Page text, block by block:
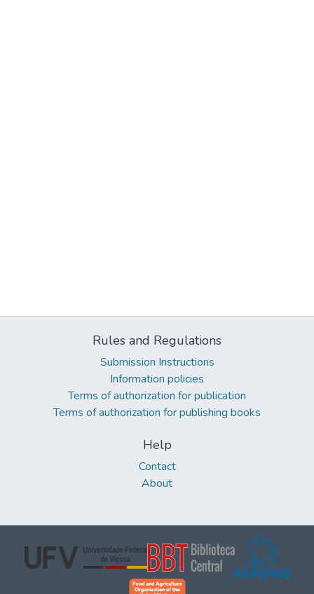
Rules and Regulations
Submission Instructions
Information policies
Terms of authorization for publication
Terms of authorization for publishing books
Help
Contact
About